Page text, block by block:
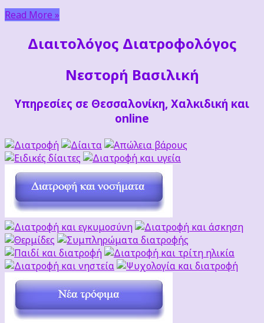
Read More »
Διαιτoλόγος Διατροφολόγος
Νεστορή Βασιλική
Υπηρεσίες σε Θεσσαλονίκη, Χαλκιδική και
online